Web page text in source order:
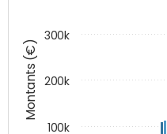
Montants (€)
100k
200k
300k